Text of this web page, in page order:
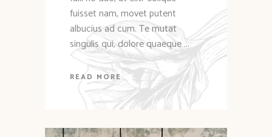
fuisset nam, movet putent
albucius ad cum. Te mutat
singulis qui, dolore quaeque
READ MORE